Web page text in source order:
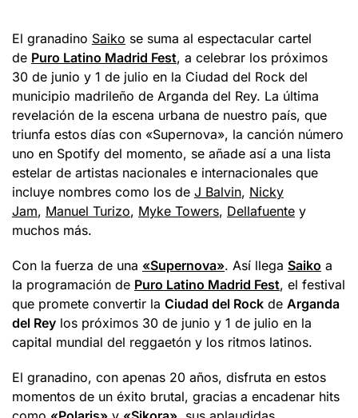
El granadino Saiko se suma al espectacular cartel
de Puro Latino Madrid Fest, a celebrar los próximos
30 de junio y 1 de julio en la Ciudad del Rock del
municipio madrileño de Arganda del Rey. La última
revelación de la escena urbana de nuestro país, que
triunfa estos días con «Supernova», la canción número
uno en Spotify del momento, se añade así a una lista
estelar de artistas nacionales e internacionales que
incluye nombres como los de J Balvin, Nicky
Jam, Manuel Turizo, Myke Towers, Dellafuente y
muchos más.
Con la fuerza de una «Supernova». Así llega Saiko a
la programación de Puro Latino Madrid Fest, el festival
que promete convertir la Ciudad del Rock de Arganda
del Rey los próximos 30 de junio y 1 de julio en la
capital mundial del reggaetón y los ritmos latinos.
El granadino, con apenas 20 años, disfruta en estos
momentos de un éxito brutal, gracias a encadenar hits